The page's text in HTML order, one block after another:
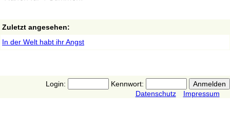
Zuletzt angesehen:
In der Welt habt ihr Angst
Login:
Kennwort:
Datenschutz
Impressum